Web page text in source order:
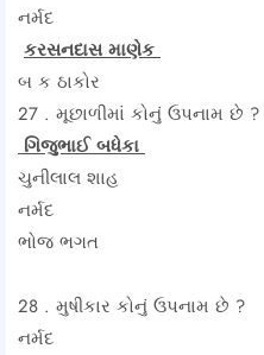
નર્મદ
કરસનદાસ માણેક
બ ક ઠાકોર
27 . મૂછાળીમાં કોનું ઉપનામ છે ?
ગિજુભાઈ બધેકા
ચુનીલાલ શાહ
નર્મદ
ભોજ ભગત
28 . મુષીકાર કોનું ઉપનામ છે ?
નર્મદ